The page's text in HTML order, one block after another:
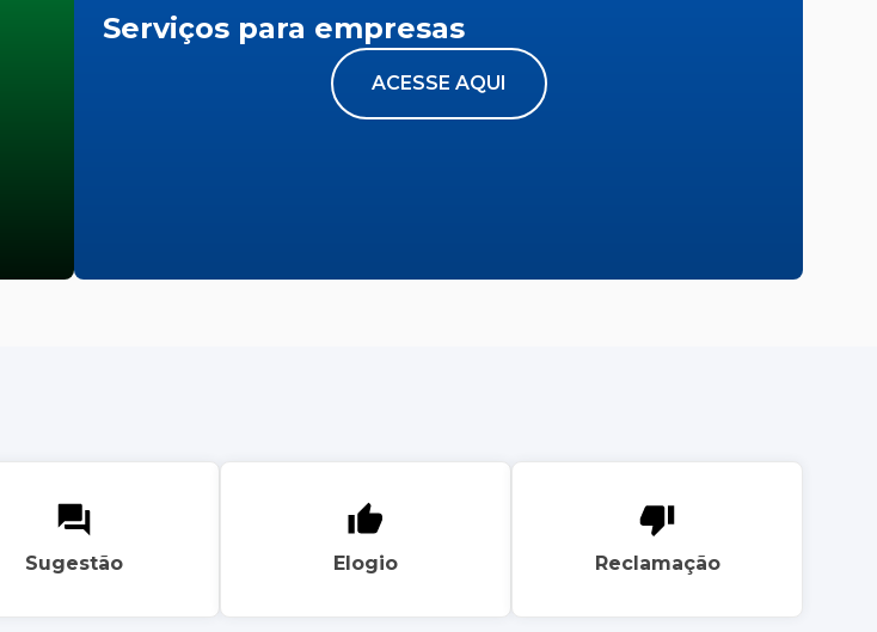
Serviços para empresas
ACESSE AQUI
Sugestão Elogio Reclamação